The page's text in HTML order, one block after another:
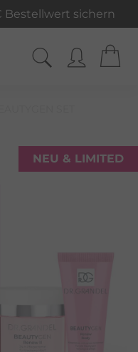
Bestellwert sichern
NEU & LIMITED